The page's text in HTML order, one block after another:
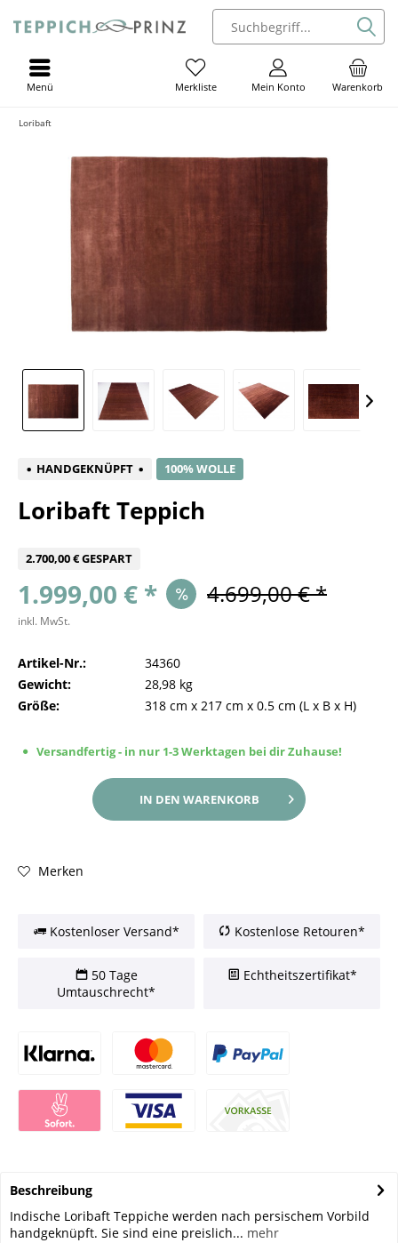
Warenkorb
Mein Konto
Merkliste
Menü
Loribaft
HANDGEKNÜPFT 100% WOLLE
Loribaft Teppich
2.700,00 € GESPART
1.999,00 € * 4.699,00 € *
inkl. MwSt.
Artikel-Nr.:
34360
Gewicht:
28,98 kg
Größe:
318 cm x 217 cm x 0.5 cm (L x B x H)
Versandfertig - in nur 1-3 Werktagen bei dir Zuhause!
IN DEN WARENKORB
Merken
Kostenloser Versand* Kostenlose Retouren*
50 Tage
Umtauschrecht*
Echtheitszertifikat*
Beschreibung
Indische Loribaft Teppiche werden nach persischem Vorbild
handgeknüpft. Sie sind eine preislich... mehr